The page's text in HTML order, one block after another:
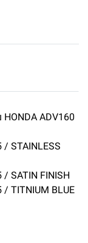
ADV160
/ STAINLESS
/ SATIN FINISH
/ TITNIUM BLUE